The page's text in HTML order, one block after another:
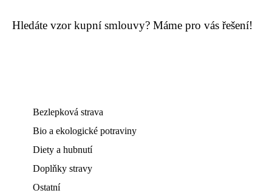
Hledáte vzor kupní smlouvy? Máme pro vás řešení!
Bezlepková strava
Bio a ekologické potraviny
Diety a hubnutí
Doplňky stravy
Ostatní